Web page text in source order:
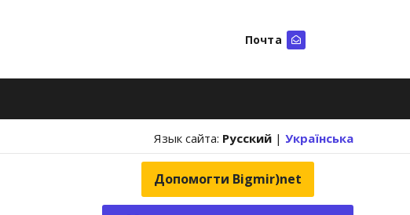
Почта
Язык сайта: Русский | Українська
Допомогти Bigmir)net